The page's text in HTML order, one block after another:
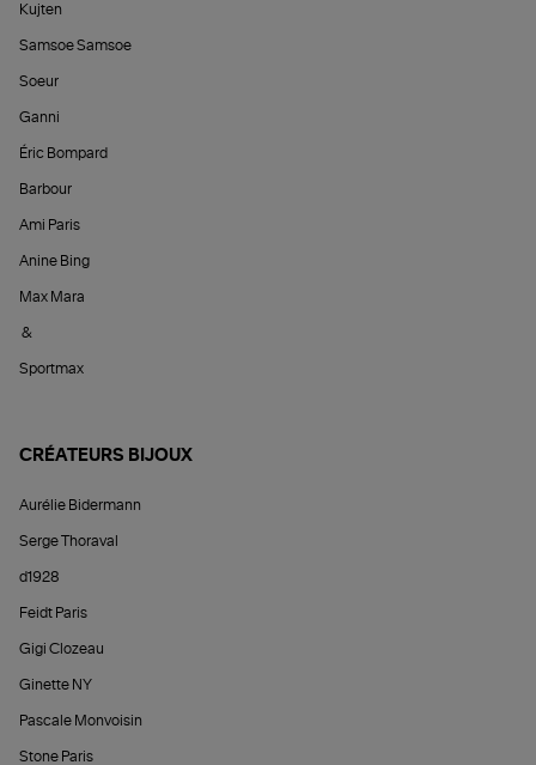
Kujten
Samsoe Samsoe
Soeur
Ganni
Éric Bompard
Barbour
Ami Paris
Anine Bing
Max Mara
&
Sportmax
CRÉATEURS BIJOUX
Aurélie Bidermann
Serge Thoraval
d1928
Feidt Paris
Gigi Clozeau
Ginette NY
Pascale Monvoisin
Stone Paris